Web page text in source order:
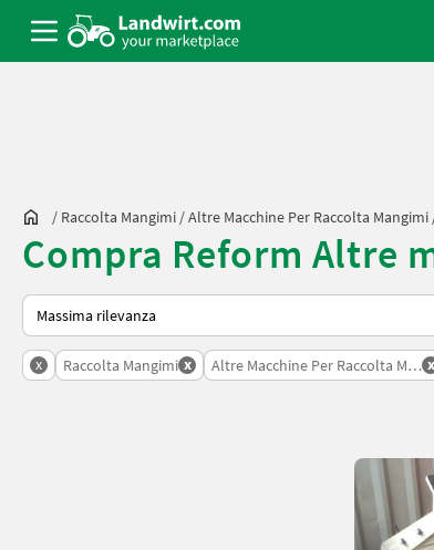
/ Raccolta Mangimi /Altre Macchine Per Raccolta Mangimi
Compra Reform Altre
Ecco come viene ordinato su Landwirt.com
x Raccolta Mangimi x Altre Macchine Per Raccolta x